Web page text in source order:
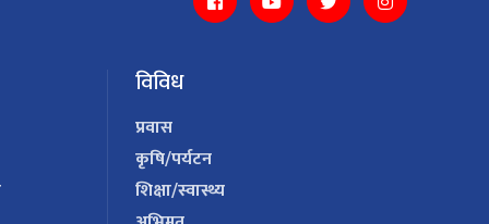
विविध
प्रवास
कृषि/पर्यटन
शिक्षा/स्वास्थ्य